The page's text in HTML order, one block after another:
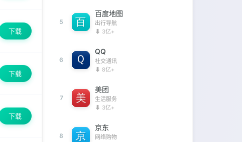
下载
下载
下载
5
百度地图
出行导航
⬇ 3亿+
6
QQ
社交通讯
⬇ 8亿+
7
美团
生活服务
⬇ 3亿+
8
京东
网络购物